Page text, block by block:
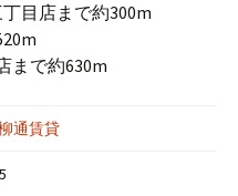
目店まで約300m
まで約630m
通賃貸